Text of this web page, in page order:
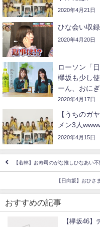
2020年4月21日
ひな会い収
2020年4月20日
ローソン「
欅坂も少し
ーん、おに
2020年4月17日
【うちのガ
メン3人
2020年4月15日
【若林】お寿司のがな推しひなあい
【日向坂】おひさ
おすすめの記事
【欅坂46